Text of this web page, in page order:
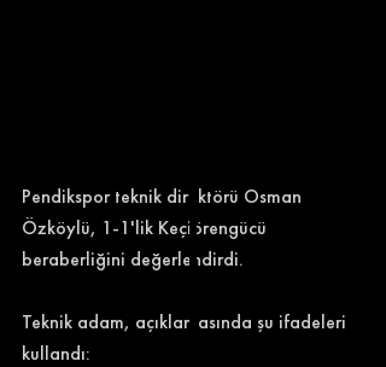
Pendikspor teknik direktörü Osman
Özköylü, 1-1'lik Keçiörengücü
beraberliğini değerlendirdi.
Teknik adam, açıklamasında şu ifadeleri
kullandı: